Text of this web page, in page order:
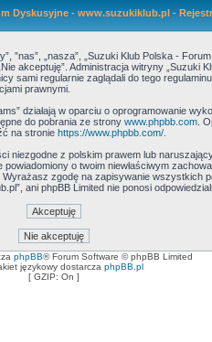
Dyskusyjne - www.suzukiklub.pl -
„nasza”, „Suzuki Klub Polska -
akceptuję”. Administracja witryny „Suzuki
sami regularnie zaglądali do tego
prawnymi.
działają w oparciu o oprogramowanie
do pobrania ze strony www.phpbb.com.
na stronie https://www.phpbb.com/.
z polskim prawem lub
o twoim niewłaściwym
zgodę na zapisywanie wszystkich
ani phpBB Limited nie ponosi
phpBB® Forum Software © phpBB Limited
językowy dostarcza phpBB.pl
[ GZIP: On ]